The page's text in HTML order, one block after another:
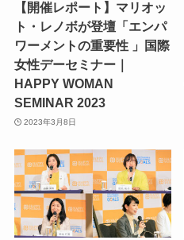
【開催レポート】マリオッ
ト・レノボが登壇「エンパ
ワーメントの重要性 」国際
女性デーセミナー｜
HAPPY WOMAN
SEMINAR 2023
2023年3月8日